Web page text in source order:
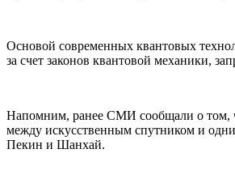
Основой современных квантовых
за счет законов квантовой механики,
Напомним, ранее СМИ сообщали о том,
между искусственным спутником и
Пекин и Шанхай.